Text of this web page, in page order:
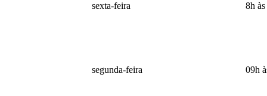
sexta-feira 8h
segunda-feira 09h